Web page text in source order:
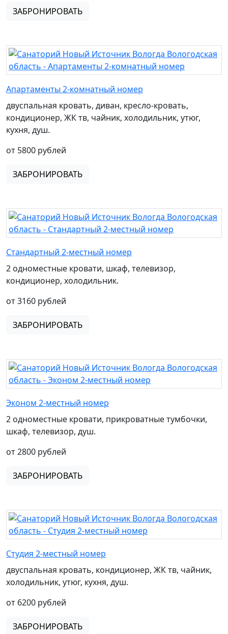
ЗАБРОНИРОВАТЬ
Апартаменты 2-комнатный номер
двуспальная кровать, диван, кресло-кровать,
кондиционер, ЖК тв, чайник, холодильник, утюг,
кухня, душ.
от 5800 рублей
ЗАБРОНИРОВАТЬ
Стандартный 2-местный номер
2 одноместные кровати, шкаф, телевизор,
кондиционер, холодильник.
от 3160 рублей
ЗАБРОНИРОВАТЬ
Эконом 2-местный номер
2 одноместные кровати, прикроватные тумбочки,
шкаф, телевизор, душ.
от 2800 рублей
ЗАБРОНИРОВАТЬ
Студия 2-местный номер
двуспальная кровать, кондиционер, ЖК тв, чайник,
холодильник, утюг, кухня, душ.
от 6200 рублей
ЗАБРОНИРОВАТЬ